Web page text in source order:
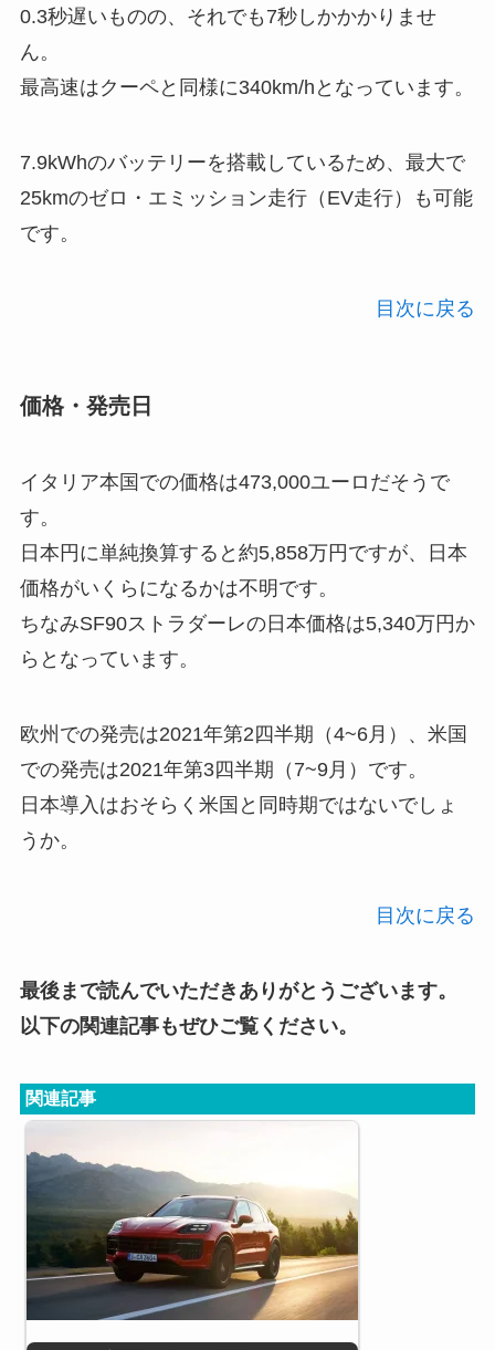
0.3秒遅いものの、それでも7秒しかかかりませ
ん。
最高速はクーペと同様に340km/hとなっています。
7.9kWhのバッテリーを搭載しているため、最大で
25kmのゼロ・エミッション走行（EV走行）も可能
です。
目次に戻る
価格・発売日
イタリア本国での価格は473,000ユーロだそうで
す。
日本円に単純換算すると約5,858万円ですが、日本
価格がいくらになるかは不明です。
ちなみSF90ストラダーレの日本価格は5,340万円か
らとなっています。
欧州での発売は2021年第2四半期（4~6月）、米国
での発売は2021年第3四半期（7~9月）です。
日本導入はおそらく米国と同時期ではないでしょ
うか。
目次に戻る
最後まで読んでいただきありがとうございます。
以下の関連記事もぜひご覧ください。
関連記事